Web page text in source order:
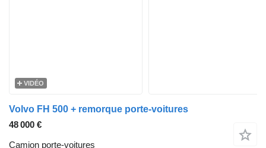
VIDÉO
Volvo FH 500 + remorque porte-voitures
48 000 €
Camion porte-voitures